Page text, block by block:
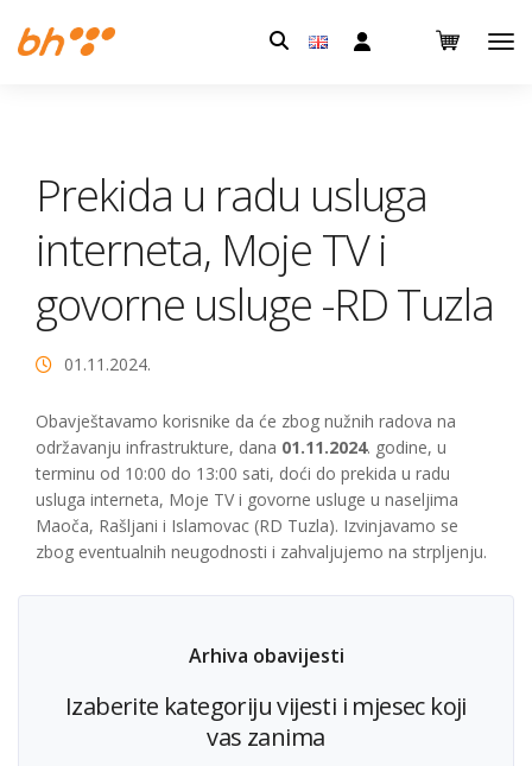
Pretraga:
Prekida u radu usluga
interneta, Moje TV i
govorne usluge -RD Tuzla
01.11.2024.
Obavještavamo korisnike da će zbog nužnih radova na
održavanju infrastrukture, dana 01.11.2024. godine, u
terminu od 10:00 do 13:00 sati, doći do prekida u radu
usluga interneta, Moje TV i govorne usluge u naseljima
Maoča, Rašljani i Islamovac (RD Tuzla). Izvinjavamo se
zbog eventualnih neugodnosti i zahvaljujemo na strpljenju.
Arhiva obavijesti
Izaberite kategoriju vijesti i mjesec koji
vas zanima